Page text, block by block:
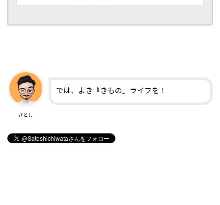
さとし
では、よき『きもの』ライフを！